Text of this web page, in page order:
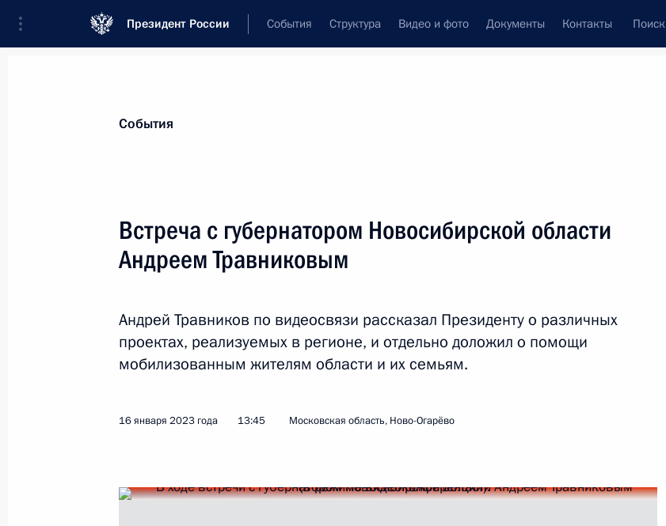
Президент России События Структура Видео и фото Документы Контакты Поиск
Мария Львова-Белова посетила Новосибирскую область
13 ноября 2024 года, 18:00
Встреча с губернатором Новосибирской области Андреем
Травниковым
События
Встреча с губернатором Новосибирской области
Андреем Травниковым
Андрей Травников по видеосвязи рассказал Президенту о различных
проектах, реализуемых в регионе, и отдельно доложил о помощи
мобилизованным жителям области и их семьям.
16 января 2023 года 13:45 Московская область, Ново-Огарёво